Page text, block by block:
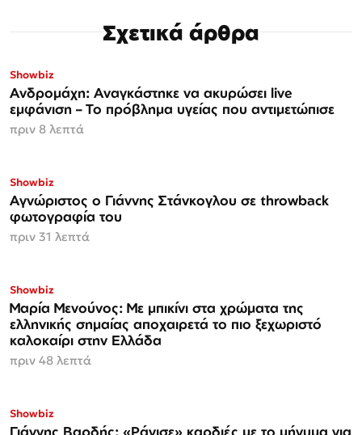
Σχετικά άρθρα
Showbiz
Ανδρομάχη: Αναγκάστηκε να ακυρώσει live
εμφάνιση – Το πρόβλημα υγείας που αντιμετώπισε
πριν 8 λεπτά
Showbiz
Αγνώριστος ο Γιάννης Στάνκογλου σε throwback
φωτογραφία του
πριν 31 λεπτά
Showbiz
Μαρία Μενούνος: Με μπικίνι στα χρώματα της
ελληνικής σημαίας αποχαιρετά το πιο ξεχωριστό
καλοκαίρι στην Ελλάδα
πριν 48 λεπτά
Showbiz
Γιάννης Βαρδής: «Ράγισε» καρδιές με το μήνυμα για